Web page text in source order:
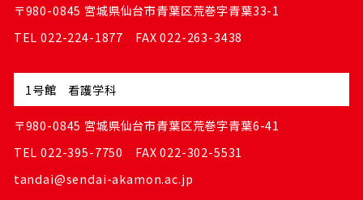
〒980-0845 宮城県仙台市青葉区荒巻字青葉33-1
TEL 022-224-1877 FAX 022-263-3438
1号館 看護学科
〒980-0845 宮城県仙台市青葉区荒巻字青葉6-41
TEL 022-395-7750 FAX 022-302-5531
tandai@sendai-akamon.ac.jp